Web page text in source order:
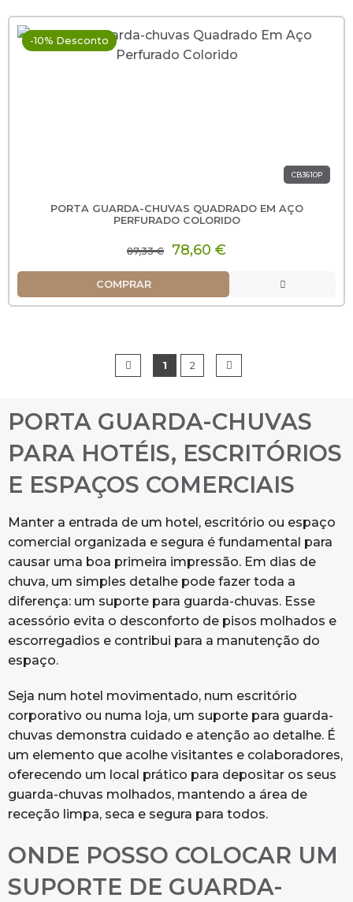
-10% Desconto
CB3610P
PORTA GUARDA-CHUVAS QUADRADO EM AÇO
PERFURADO COLORIDO
87,33 € 78,60 €
COMPRAR
1 2
PORTA GUARDA-CHUVAS
PARA HOTÉIS, ESCRITÓRIOS
E ESPAÇOS COMERCIAIS
Manter a entrada de um hotel, escritório ou espaço
comercial organizada e segura é fundamental para
causar uma boa primeira impressão. Em dias de
chuva, um simples detalhe pode fazer toda a
diferença: um suporte para guarda-chuvas. Esse
acessório evita o desconforto de pisos molhados e
escorregadios e contribui para a manutenção do
espaço.
Seja num hotel movimentado, num escritório
corporativo ou numa loja, um suporte para guarda-
chuvas demonstra cuidado e atenção ao detalhe. É
um elemento que acolhe visitantes e colaboradores,
oferecendo um local prático para depositar os seus
guarda-chuvas molhados, mantendo a área de
receção limpa, seca e segura para todos.
ONDE POSSO COLOCAR UM
SUPORTE DE GUARDA-